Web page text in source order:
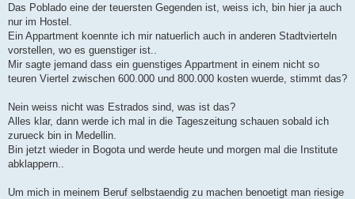
Das Poblado eine der teuersten Gegenden ist, weiss ich, bin hier ja auch
nur im Hostel.
Ein Appartment koennte ich mir natuerlich auch in anderen Stadtvierteln
vorstellen, wo es guenstiger ist..
Mir sagte jemand dass ein guenstiges Appartment in einem nicht so
teuren Viertel zwischen 600.000 und 800.000 kosten wuerde, stimmt das?
Nein weiss nicht was Estrados sind, was ist das?
Alles klar, dann werde ich mal in die Tageszeitung schauen sobald ich
zurueck bin in Medellin.
Bin jetzt wieder in Bogota und werde heute und morgen mal die Institute
abklappern..
Um mich in meinem Beruf selbstaendig zu machen benoetigt man riesige